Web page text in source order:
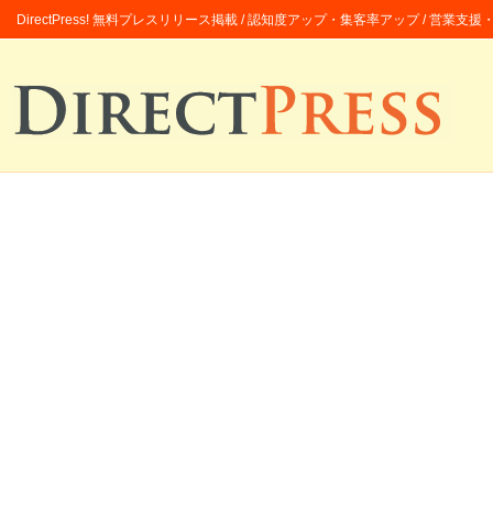
DirectPress! 無料プレスリリース掲載 / 認知度アップ・集客率アップ / 営業支援